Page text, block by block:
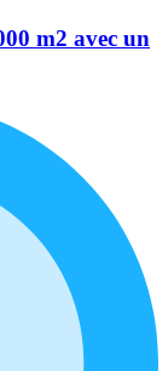
m2 avec un